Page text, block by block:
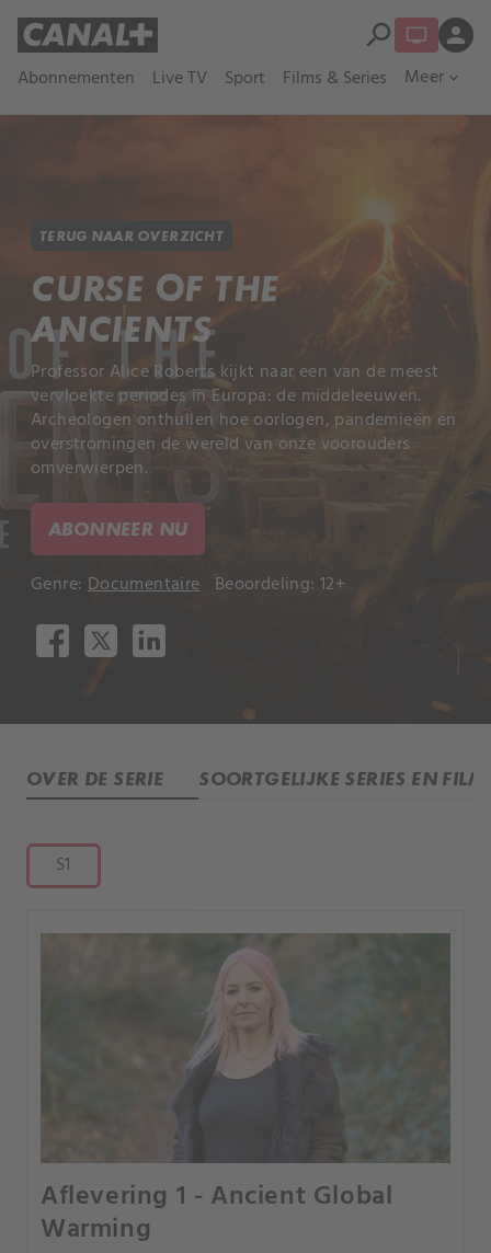
Abonnementen Live TV Sport Films & Series Meer expand_more
search person
TERUG NAAR OVERZICHT
CURSE OF THE
ANCIENTS
Professor Alice Roberts kijkt naar een van de meest
vervloekte periodes in Europa: de middeleeuwen.
Archeologen onthullen hoe oorlogen, pandemieën en
overstromingen de wereld van onze voorouders
omverwierpen.
ABONNEER NU
Genre: Documentaire Beoordeling: 12+
OVER DE SERIE SOORTGELIJKE SERIES EN
S1
Aflevering 1 - Ancient Global
Warming